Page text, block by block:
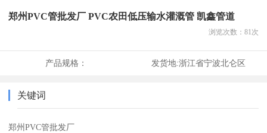
郑州PVC管批发厂 PVC农田低压输水灌溉管 凯鑫管道
浏览次数： 81次
产品规格： 发货地:浙江省宁波北仑区
关键词
郑州PVC管批发厂